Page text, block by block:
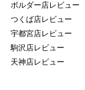
ボルダー店レビュー
つくば店レビュー
宇都宮店レビュー
駒沢店レビュー
天神店レビュー